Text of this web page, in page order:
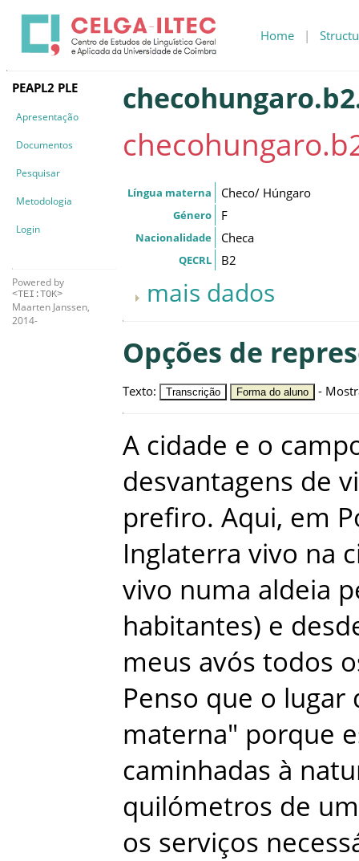
Home |
PEAPL2 PLE
Apresentação
Documentos
Pesquisar
Metodologia
Login
Powered by
<TEI:TOK>
Maarten Janssen,
2014-
Língua materna Checo/ Húngaro
Género F
Nacionalidade Checa
QECRL B2
mais dados
Opções de
Texto: Transcrição Forma do aluno -
A cidade e o
desvantagens de
prefiro. Aqui, em
Inglaterra vivo na
vivo numa aldeia
habitantes) e
meus avós todos
Penso que o lugar
materna" porque
caminhadas à
quilómetros de
os serviços